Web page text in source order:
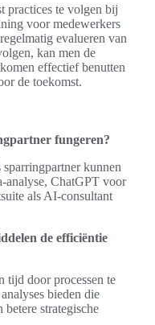
practices te volgen bij
voor medewerkers
evalueren van
kan men de
effectief benutten
de toekomst.
fungeren?
kunnen
analyse, ChatGPT voor
als AI-consultant
de efficiëntie
tijd door processen te
bieden die
strategische